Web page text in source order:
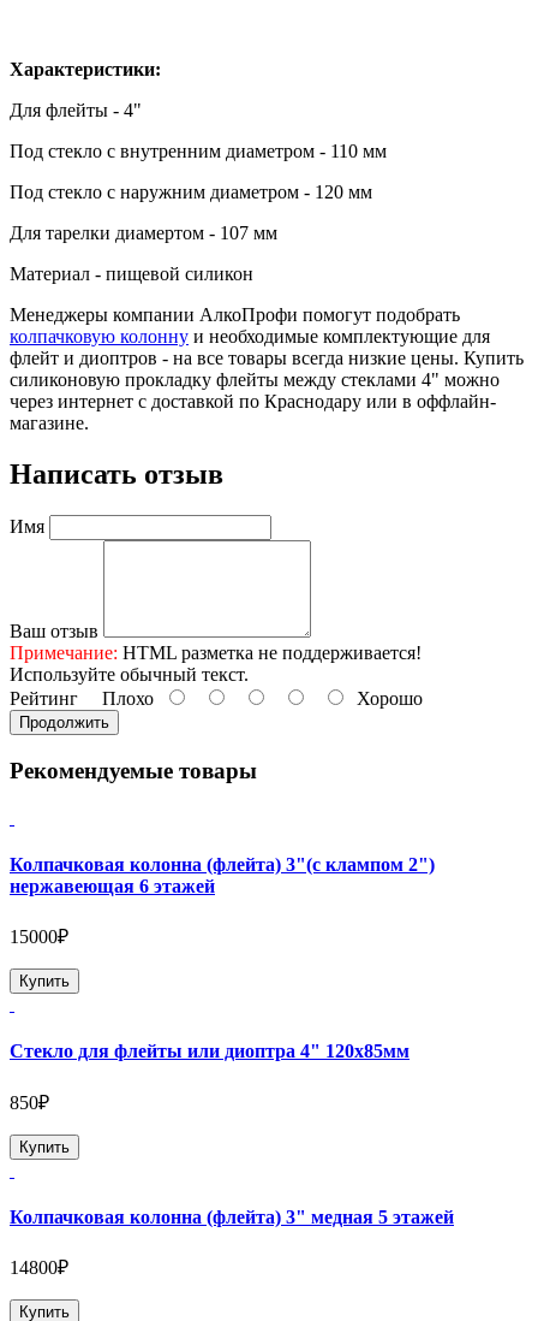
Характеристики:
Для флейты - 4"
Под стекло с внутренним диаметром - 110 мм
Под стекло с наружним диаметром - 120 мм
Для тарелки диамертом - 107 мм
Материал - пищевой силикон
Менеджеры компании АлкоПрофи помогут подобрать
колпачковую колонну и необходимые комплектующие для
флейт и диоптров - на все товары всегда низкие цены. Купить
силиконовую прокладку флейты между стеклами 4" можно
через интернет с доставкой по Краснодару или в оффлайн-
магазине.
Написать отзыв
Имя
Ваш отзыв
Примечание: HTML разметка не поддерживается!
Используйте обычный текст.
Рейтинг Плохо Хорошо
Продолжить
Рекомендуемые товары
Колпачковая колонна (флейта) 3"(с клампом 2")
нержавеющая 6 этажей
15000₽
Купить
Стекло для флейты или диоптра 4" 120х85мм
850₽
Купить
Колпачковая колонна (флейта) 3" медная 5 этажей
14800₽
Купить